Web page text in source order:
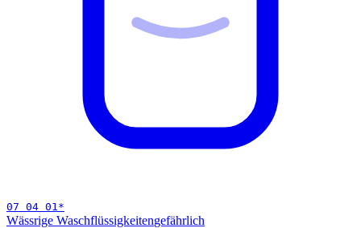
07 04 01 *
Wässrige Waschflüssigkeitengefährlich